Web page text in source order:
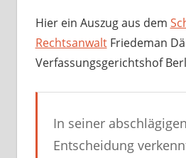
Hier ein Auszug aus dem
RechtsanwaltFriedeman
Verfassungsgerichtshof
In seiner abschlägigen
Entscheidung